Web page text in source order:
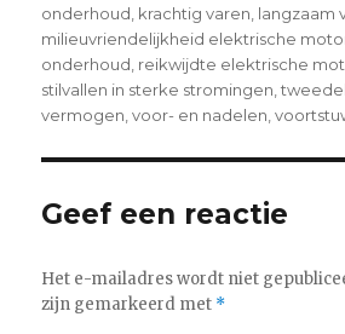
onderhoud krachtig varen langzaam
milieuvriendelijkheid elektrische
onderhoud reikwijdte elektrische
stilvallen in sterke stromingen ,
vermogen ,voor- en nadelen ,
Geef een reactie
Het e-mailadres wordt niet
zijn gemarkeerd met *